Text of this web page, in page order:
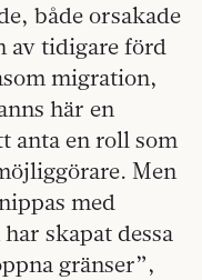
både orsakade
av tidigare förd
migration,
här en
anta en roll som
Men
med
skapat dessa
gränser”,